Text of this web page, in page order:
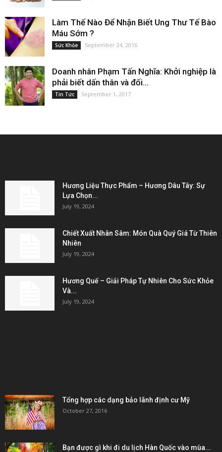
Làm Thế Nào Để Nhận Biết Ung Thư Tế Bào
Máu Sớm ?
Sức Khỏe September 24, 2016
Doanh nhân Phạm Tấn Nghĩa: Khởi nghiệp là
phải biết dấn thân và đối...
Tin Tức September 1, 2017
Hương Liệu Thực Phẩm – Hương Dâu Tây: Sự
Lựa Chọn...
July 19, 2024
Chiết Xuất Nhân Sâm: Món Quà Quý Giá Từ Thiên
Nhiên
July 19, 2024
Hương Quế – Giải Pháp Tự Nhiên Cho Sức Khỏe
Và...
July 19, 2024
Tổng hợp các dạng bảo lãnh định cư Mỹ
October 27, 2016
Bạn được gì khi đi du lịch Hàn Quốc vào mùa...